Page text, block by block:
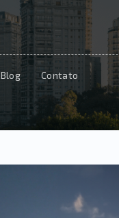
Blog Contato